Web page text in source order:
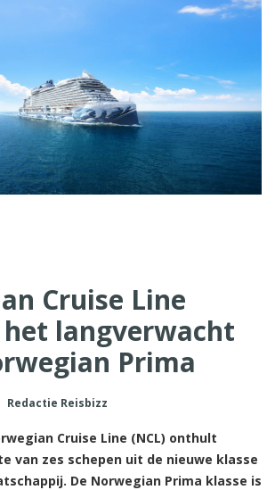
Cruise Line
langverwacht
Prima
Redactie Reisbizz
Cruise Line (NCL) onthult
van zes schepen uit de nieuwe klasse
De Norwegian Prima klasse is